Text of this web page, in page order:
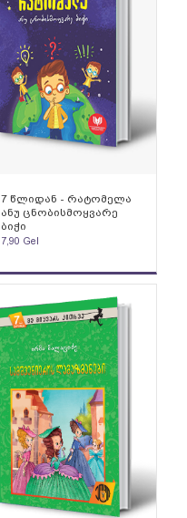
7 წლიდან - რატომელა
ანუ ცნობისმოყვარე
ბიჭი
7,90 Gel